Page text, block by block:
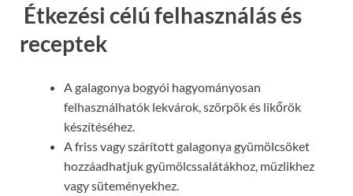
Étkezési célú felhasználás és
receptek
A galagonya bogyói hagyományosan
felhasználhatók lekvárok, szörpök és likőrök
készítéséhez.
A friss vagy szárított galagonya gyümölcsöket
hozzáadhatjuk gyümölcssalátákhoz, müzlikhez
vagy süteményekhez.